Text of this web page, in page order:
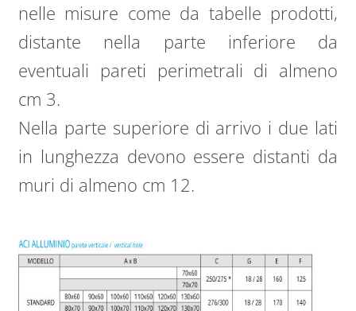
nelle misure come da tabelle prodotti,
distante nella parte inferiore da
eventuali pareti perimetrali di almeno
cm 3.
Nella parte superiore di arrivo i due lati
in lunghezza devono essere distanti da
muri di almeno cm 12.